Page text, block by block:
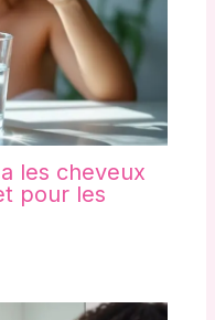
les cheveux
pour les